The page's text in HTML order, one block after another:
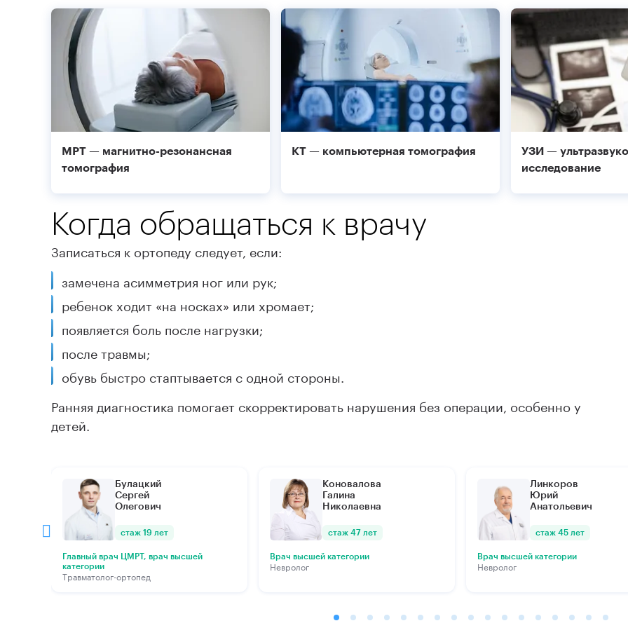
МРТ — магнитно-резонансная
томография
Подробнее
КТ — компьютерная томография
УЗИ —
исследование
Когда обращаться к врачу
Записаться к ортопеду следует, если:
замечена асимметрия ног или рук;
ребенок ходит «на носках» или хромает;
появляется боль после нагрузки;
после травмы;
обувь быстро стаптывается с одной стороны.
Ранняя диагностика помогает скорректировать нарушения без операции, особенно у
детей.
Булацкий
Сергей
Олегович
стаж 19 лет
Главный врач ЦМРТ, врач высшей
категории
Травматолог-ортопед
Коновалова
Галина
Николаевна
стаж 47 лет
Врач высшей категории
Невролог
Линкоров
Юрий
Анатольевич
стаж 45 лет
Врач высшей категории
Невролог